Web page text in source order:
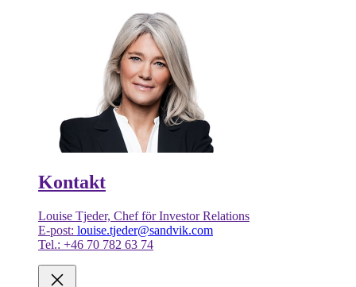
Kontakt
Louise Tjeder, Chef för Investor Relations
E-post: louise.tjeder@sandvik.com
Tel.: +46 70 782 63 74